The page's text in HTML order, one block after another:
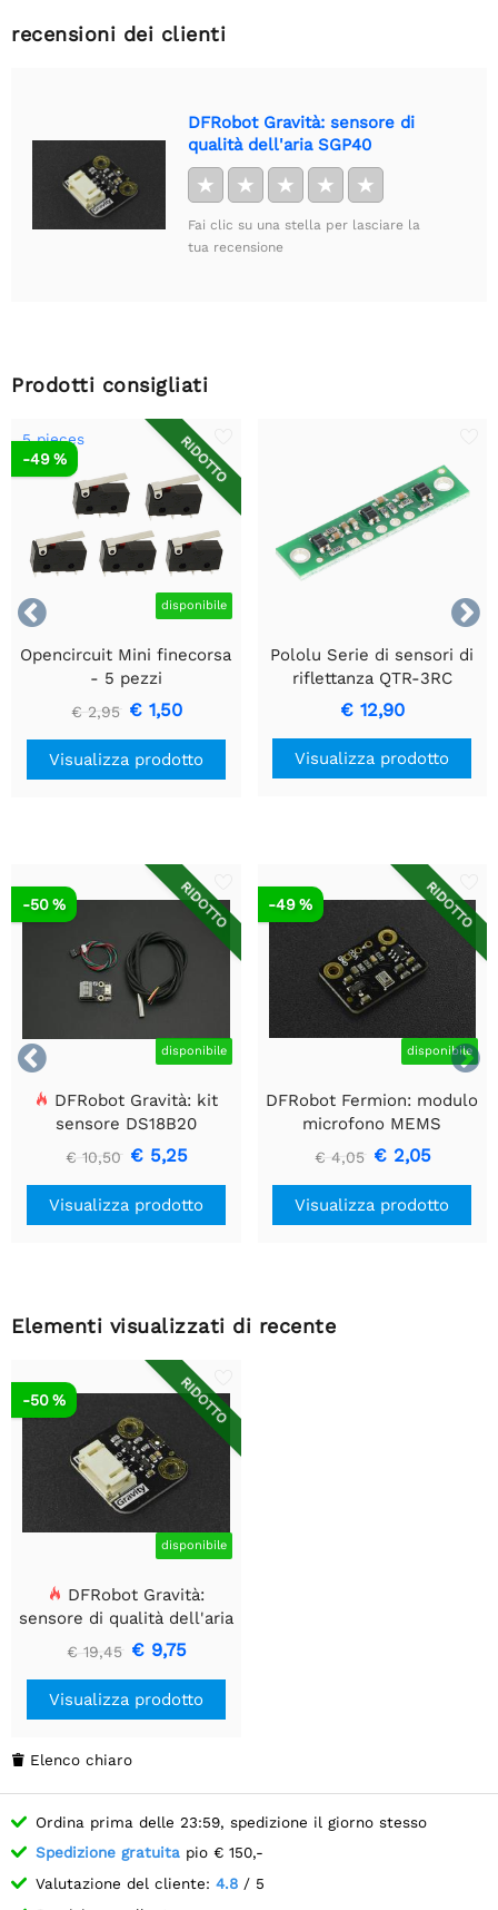
recensioni dei clienti
DFRobot Gravità: sensore di
qualità dell'aria SGP40
★ ★ ★ ★ ★
Fai clic su una stella per lasciare la
tua recensione
Prodotti consigliati


RIDOTTO
5 pieces
disponibile
-49 %
Opencircuit Mini finecorsa
- 5 pezzi
€ 2,95 € 1,50
Visualizza prodotto
Pololu Serie di sensori di
riflettanza QTR-3RC
€ 12,90
Visualizza prodotto


RIDOTTO
disponibile
-50 %
DFRobot Gravità: kit
sensore DS18B20
impermeabile
€ 10,50 € 5,25
Visualizza prodotto
RIDOTTO
disponibile
-49 %
DFRobot Fermion: modulo
microfono MEMS
€ 4,05 € 2,05
Visualizza prodotto
Elementi visualizzati di recente
RIDOTTO
disponibile
-50 %
DFRobot Gravità:
sensore di qualità dell'aria
SGP40
€ 19,45 € 9,75
Visualizza prodotto
 Elenco chiaro
Ordina prima delle 23:59, spedizione il giorno stesso
Spedizione gratuita pio € 150,-
Valutazione del cliente: 4.8 / 5